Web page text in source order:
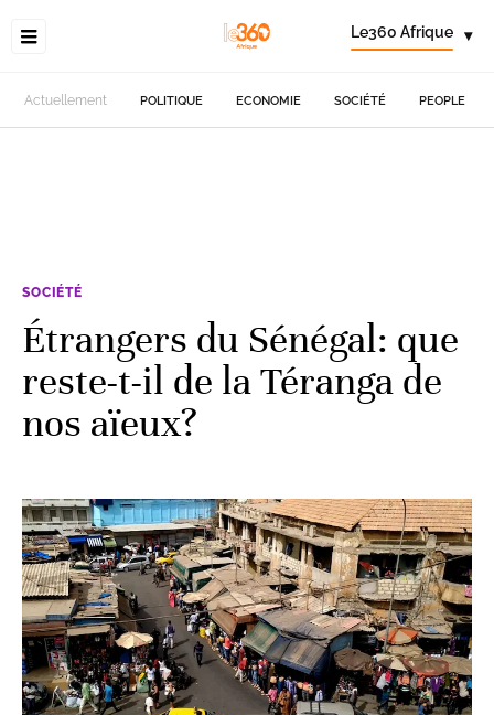
Le360 Afrique ▾
Actuellement POLITIQUE ECONOMIE SOCIÉTÉ PEOPLE
SOCIÉTÉ
Étrangers du Sénégal: que
reste-t-il de la Téranga de
nos aïeux?